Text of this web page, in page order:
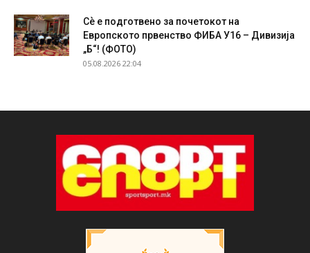
Сѐ е подготвено за почетокот на
Европското првенство ФИБА У16 – Дивизија
„Б“! (ФОТО)
05.08.2026 22:04